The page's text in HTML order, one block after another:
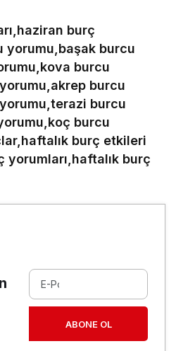
burç
yorumu,başak burcu
burcu
burcu
burcu
burcu
burç etkileri
burç
ABONE OL